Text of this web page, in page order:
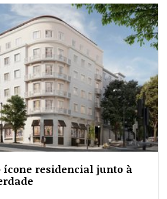
ícone residencial junto à